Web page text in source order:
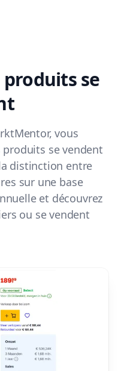
produits se
vous
se vendent
distinction entre
sur une base
et découvrez
ou se vendent